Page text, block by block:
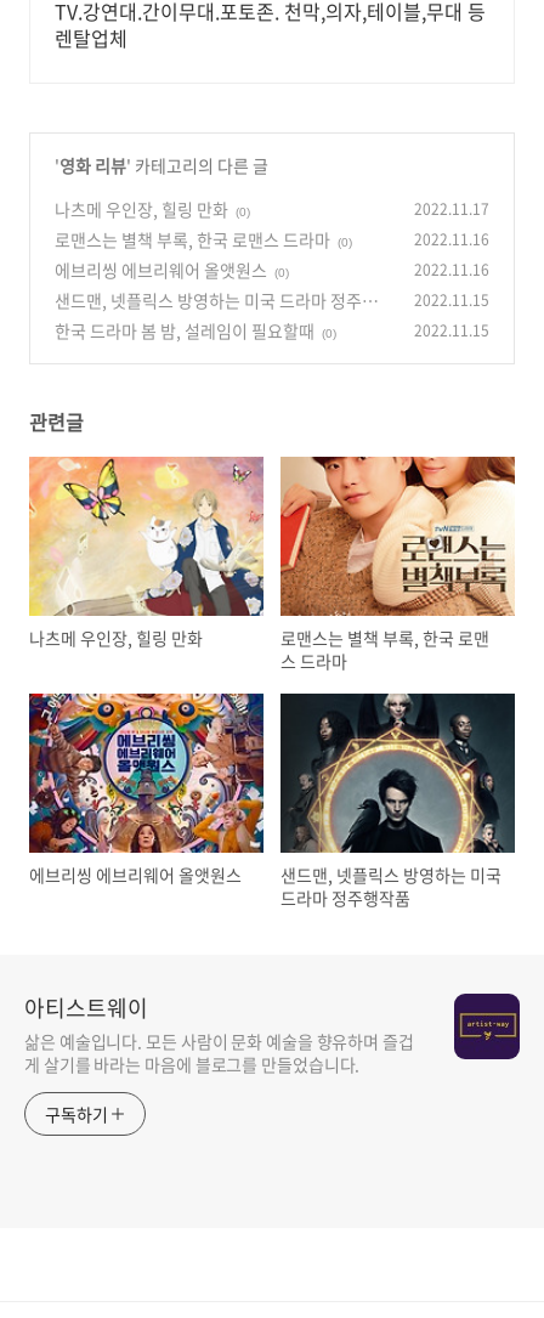
TV.강연대.간이무대.포토존. 천막,의자,테이블,무대 등
렌탈업체
'영화 리뷰' 카테고리의 다른 글
나츠메 우인장, 힐링 만화 (0) 2022.11.17
로맨스는 별책 부록, 한국 로맨스 드라마 (0) 2022.11.16
에브리씽 에브리웨어 올앳원스 (0) 2022.11.16
샌드맨, 넷플릭스 방영하는 미국 드라마 정주행
작품
(0)
2022.11.15
한국 드라마 봄 밤, 설레임이 필요할때 (0) 2022.11.15
관련글
나츠메 우인장, 힐링 만화
로맨스는 별책 부록, 한국 로맨
스 드라마
에브리씽 에브리웨어 올앳원스
샌드맨, 넷플릭스 방영하는 미국
드라마 정주행작품
아티스트웨이
삶은 예술입니다. 모든 사람이 문화 예술을 향유하며 즐겁
게 살기를 바라는 마음에 블로그를 만들었습니다.
구독하기